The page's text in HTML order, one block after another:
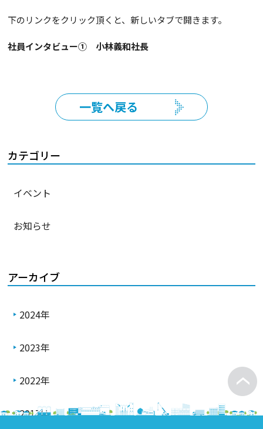
下のリンクをクリック頂くと、新しいタブで開きます。
社員インタビュー① 小林義和社長
一覧へ戻る
カテゴリー
イベント
お知らせ
アーカイブ
2024年
2023年
2022年
2017年